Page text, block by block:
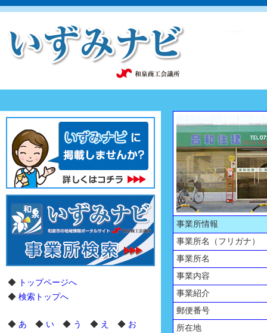
◆ トップページへ
◆ 検索トップへ
◆ あ ◆ い ◆ う ◆ え ◆ お
事業所情報
事業所名（フリガナ）
事業所名
事業内容
事業紹介
郵便番号
所在地